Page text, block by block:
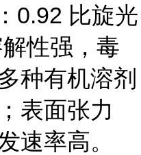
0.92 比旋光
性强，毒
种有机溶剂
表面张力
速率高。